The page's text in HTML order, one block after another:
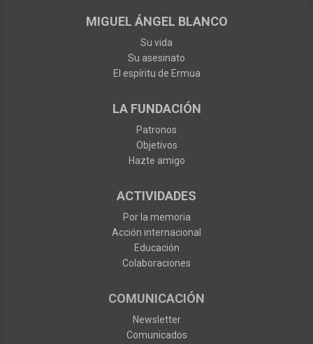
MIGUEL ÁNGEL BLANCO
Su vida
Su asesinato
El espíritu de Ermua
LA FUNDACIÓN
Patronos
Objetivos
Hazte amigo
ACTIVIDADES
Por la memoria
Acción internacional
Educación
Colaboraciones
COMUNICACIÓN
Newsletter
Comunicados